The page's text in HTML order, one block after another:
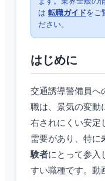
は 転職ガイドをご
ださい。
はじめに
交通誘導警備員へ
職は、景気の変動
右されにくい安定
需要があり、特に
験者にとって参入
すい職種です。動